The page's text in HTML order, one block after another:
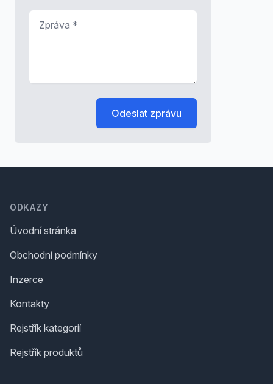
Odeslat zprávu
ODKAZY
Úvodní stránka
Obchodní podmínky
Inzerce
Kontakty
Rejstřík kategorií
Rejstřík produktů